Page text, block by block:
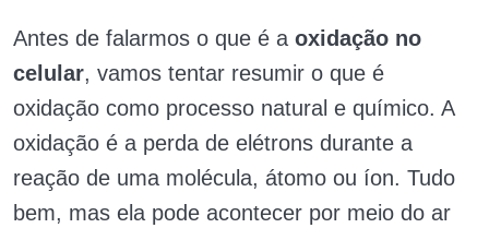
Antes de falarmos o que é a oxidação no
celular, vamos tentar resumir o que é
oxidação como processo natural e químico. A
oxidação é a perda de elétrons durante a
reação de uma molécula, átomo ou íon. Tudo
bem, mas ela pode acontecer por meio do ar